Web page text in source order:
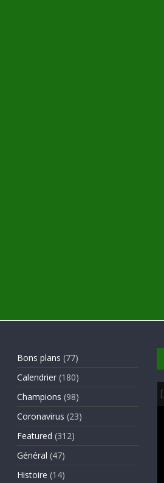
Bons plans (77)
Calendrier (180)
Champions (98)
Coronavirus (23)
Featured (312)
Général (47)
Histoire (14)